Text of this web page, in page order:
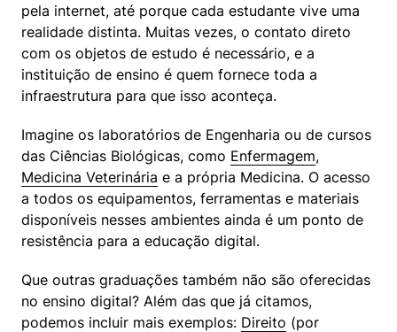
pela internet, até porque cada estudante vive uma
realidade distinta. Muitas vezes, o contato direto
com os objetos de estudo é necessário, e a
instituição de ensino é quem fornece toda a
infraestrutura para que isso aconteça.
Imagine os laboratórios de Engenharia ou de cursos
das Ciências Biológicas, como Enfermagem
Medicina Veterinária e a própria Medicina. O acesso
a todos os equipamentos, ferramentas e materiais
disponíveis nesses ambientes ainda é um ponto de
resistência para a educação digital.
Que outras graduações também não são oferecidas
no ensino digital? Além das que já citamos,
podemos incluir mais exemplos: Direito (por